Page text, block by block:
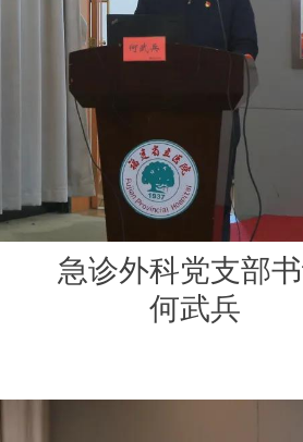
急诊外科党支部
何武兵